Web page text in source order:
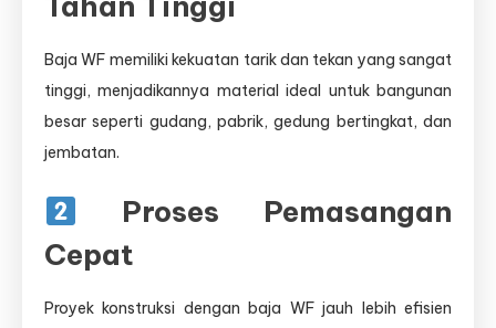
Baja WF memiliki kekuatan tarik dan tekan yang sangat
tinggi, menjadikannya material ideal untuk bangunan
besar seperti gudang, pabrik, gedung bertingkat, dan
jembatan.
Proses Pemasangan
Cepat
Proyek konstruksi dengan baja WF jauh lebih efisien